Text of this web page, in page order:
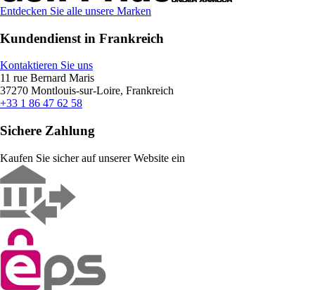
Entdecken Sie alle unsere Marken
Kundendienst in Frankreich
Kontaktieren Sie uns
11 rue Bernard Maris
37270 Montlouis-sur-Loire, Frankreich
+33 1 86 47 62 58
Sichere Zahlung
Kaufen Sie sicher auf unserer Website ein